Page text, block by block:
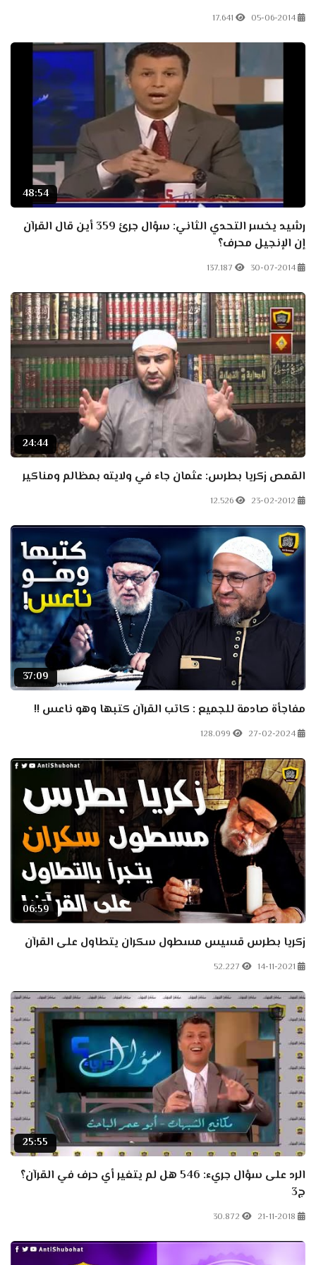
05-06-2014
17.641
48:54
رشيد يخسر التحدي الثاني: سؤال جرئ 359 أين قال القرآن
إن الإنجيل محرف؟
30-07-2014
137.187
24:44
القمص زكريا بطرس: عثمان جاء في ولايته بمظالم ومناكير
23-02-2012
12.526
37:09
مفاجأة صادمة للجميع : كاتب القرآن كتبها وهو ناعس !!
27-02-2024
128.099
06:59
زكريا بطرس قسيس مسطول سكران يتطاول على القرآن
14-11-2021
52.227
25:55
الرد على سؤال جريء: 546 هل لم يتغير أي حرف في القرآن؟
ج3
21-11-2018
30.872